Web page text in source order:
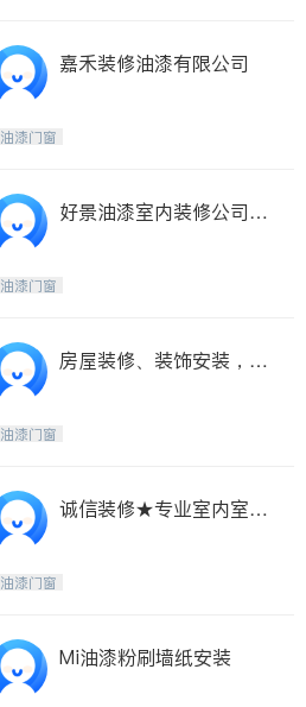
嘉禾装修油漆有限公司
油漆门窗
好景油漆室内装修公司
油漆门窗
房屋装修、装饰安装，十
油漆门窗
诚信装修★专业室内室外
油漆门窗
Mi油漆粉刷墙纸安装